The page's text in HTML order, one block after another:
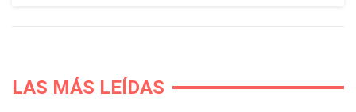
LAS MÁS LEÍDAS